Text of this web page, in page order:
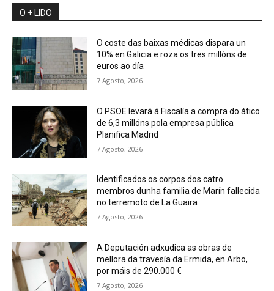
O + LIDO
O coste das baixas médicas dispara un
10% en Galicia e roza os tres millóns de
euros ao día
7 Agosto, 2026
O PSOE levará á Fiscalía a compra do ático
de 6,3 millóns pola empresa pública
Planifica Madrid
7 Agosto, 2026
Identificados os corpos dos catro
membros dunha familia de Marín fallecida
no terremoto de La Guaira
7 Agosto, 2026
A Deputación adxudica as obras de
mellora da travesía da Ermida, en Arbo,
por máis de 290.000 €
7 Agosto, 2026